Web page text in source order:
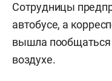
Сотрудницы
автобусе, а
вышла
воздухе.